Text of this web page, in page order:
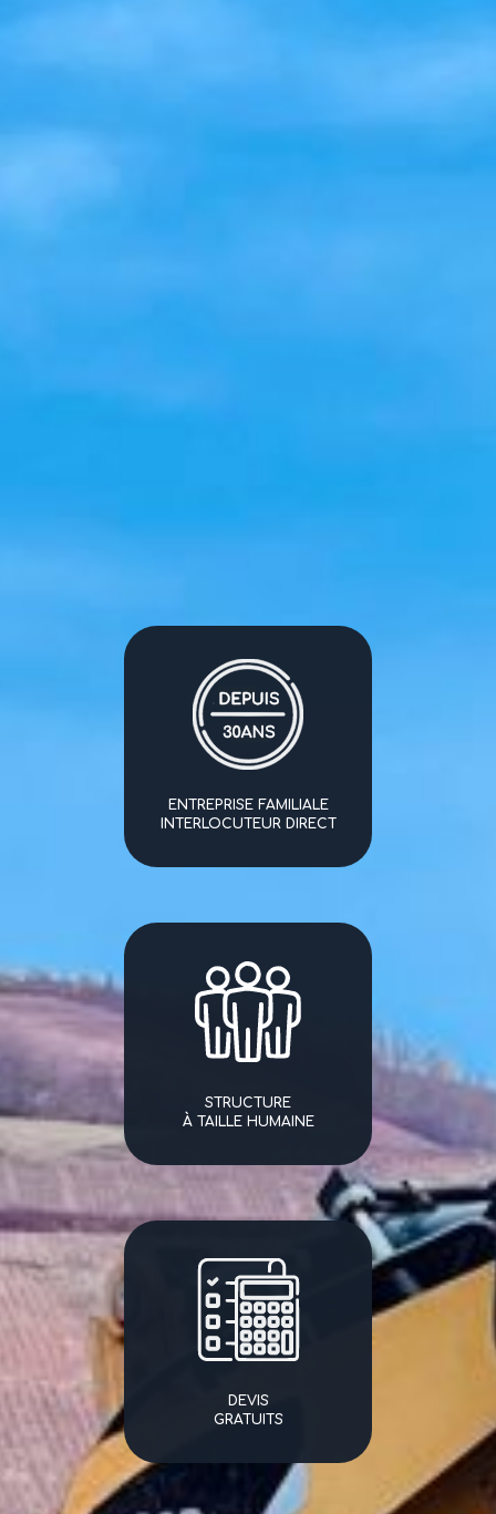
ENTREPRISE FAMILIALE
INTERLOCUTEUR DIRECT
STRUCTURE
À TAILLE HUMAINE
DEVIS
GRATUITS